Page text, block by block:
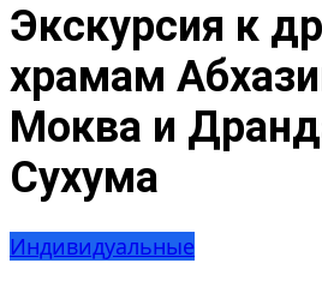
Экскурсия к
храмам
Моква и
Сухума
Индивидуальные